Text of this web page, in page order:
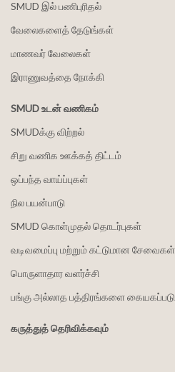
SMUD இல் பணிபுரிதல்
வேலைகளைத் தேடுங்கள்
மாணவர் வேலைகள்
இராணுவத்தை நோக்கி
SMUD உடன் வணிகம்
SMUDக்கு விற்றல்
சிறு வணிக ஊக்கத் திட்டம்
ஒப்பந்த வாய்ப்புகள்
நில பயன்பாடு
SMUD கொள்முதல் தொடர்புகள்
வடிவமைப்பு மற்றும் கட்டுமான சேவைகள்
பொருளாதார வளர்ச்சி
பங்கு அல்லாத பத்திரங்களை
கருத்துத் தெரிவிக்கவும்